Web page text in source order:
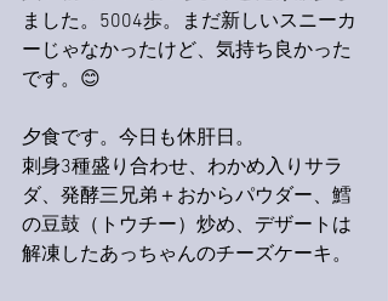
ました。5004歩。まだ新しいスニーカ
ーじゃなかったけど、気持ち良かった
です。😊
夕食です。今日も休肝日。
刺身3種盛り合わせ、わかめ入りサラ
ダ、発酵三兄弟＋おからパウダー、鱈
の豆鼓（トウチー）炒め、デザートは
解凍したあっちゃんのチーズケーキ。